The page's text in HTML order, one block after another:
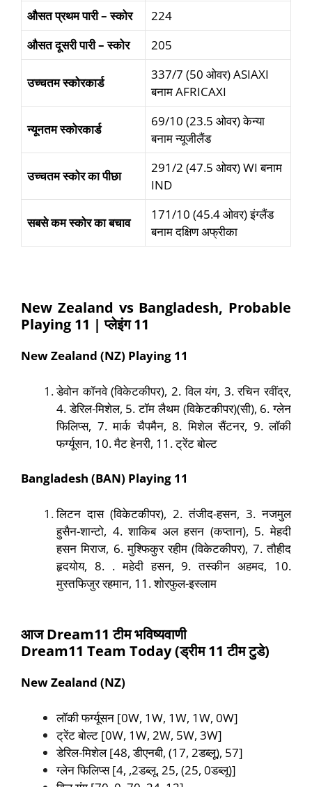
औसतप्रथमपारी–स्कोर
224
औसतदूसरी पारी–स्कोर 205
उच्चतम स्कोरकार्ड
337/7 (50 ओवर) ASIAXI
बनाम AFRICAXI
न्यूनतम स्कोरकार्ड
69/10 (23.5 ओवर) केन्या
बनाम न्यूजीलैंड
उच्चतम स्कोर का पीछा
291/2 (47.5 ओवर) WI बनाम
IND
सबसे कम स्कोर का बचाव
171/10 (45.4 ओवर) इंग्लैंड
बनाम दक्षिण अफ्रीका
New Zealand vs Bangladesh, Probable
Playing 11 | प्लेइंग 11
New Zealand (NZ) Playing 11
डेवोन कॉनवे (विकेटकीपर), 2. विल यंग, 3. रचिन रवींद्र,
4. डेरिल-मिशेल, 5. टॉम लैथम (विकेटकीपर)(सी), 6. ग्लेन
फिलिप्स, 7. मार्क चैपमैन, 8. मिशेल सैंटनर, 9. लॉकी
फर्ग्यूसन, 10. मैट हेनरी, 11. ट्रेंट बोल्ट
Bangladesh (BAN) Playing 11
लिटन दास (विकेटकीपर), 2. तंजीद-हसन, 3. नजमुल
हुसैन-शान्टो, 4. शाकिब अल हसन (कप्तान), 5. मेहदी
हसन मिराज, 6. मुश्फिकुर रहीम (विकेटकीपर), 7. तौहीद
हृदयोय, 8. . महेदी हसन, 9. तस्कीन अहमद, 10.
मुस्तफिजुर रहमान, 11. शोरफुल-इस्लाम
आजDream11टीम भविष्यवाणी
Dream11 Team Today (ड्रीम11टीम टुडे)
New Zealand (NZ)
लॉकी फर्ग्यूसन [0W, 1W, 1W, 1W, 0W]
ट्रेंट बोल्ट [0W, 1W, 2W, 5W, 3W]
डेरिल-मिशेल [48, डीएनबी, (17, 2डब्लू), 57]
ग्लेन फिलिप्स [4, ,2डब्लू, 25, (25, 0डब्लू)]